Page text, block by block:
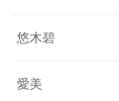
悠木碧
愛美